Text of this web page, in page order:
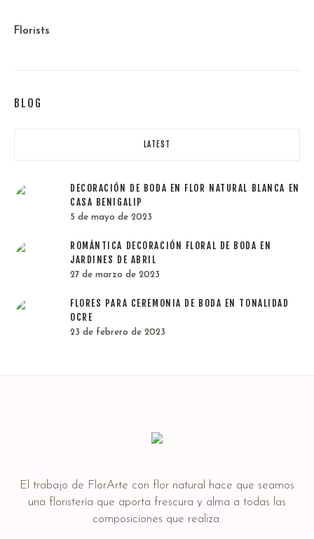
Florists
BLOG
LATEST
DECORACIÓN DE BODA EN FLOR NATURAL BLANCA EN
CASA BENIGALIP
5 de mayo de 2023
ROMÁNTICA DECORACIÓN FLORAL DE BODA EN
JARDINES DE ABRIL
27 de marzo de 2023
FLORES PARA CEREMONIA DE BODA EN TONALIDAD
OCRE
23 de febrero de 2023
El trabajo de FlorArte con flor natural hace que seamos
una floristería que aporta frescura y alma a todas las
composiciones que realiza.